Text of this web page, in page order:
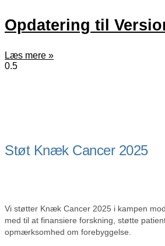
Opdatering til
Læs mere »
Støt Knæk Cancer 2025
Vi støtter Knæk Cancer 2025 i kampen
med til at finansiere forskning, støtte
opmærksomhed om forebyggelse.